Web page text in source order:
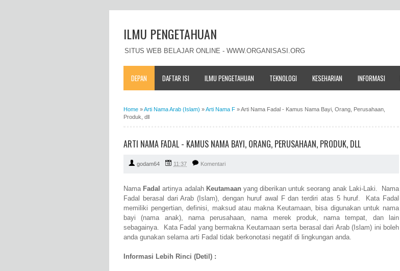
ILMU PENGETAHUAN
SITUS WEB BELAJAR ONLINE - WWW.ORGANISASI.ORG
DEPAN DAFTAR ISI ILMU PENGETAHUAN TEKNOLOGI KESEHARIAN INFORMASI
Home »Arti Nama Arab (Islam) »Arti Nama F »Arti Nama Fadal - Kamus Nama Bayi, Orang, Perusahaan,
Produk, dll
ARTI NAMA FADAL - KAMUS NAMA BAYI, ORANG, PERUSAHAAN, PRODUK, DLL
godam64 11:37 Komentari
Nama Fadal artinya adalah Keutamaan yang diberikan untuk seorang anak Laki-Laki. Nama
Fadal berasal dari Arab (Islam), dengan huruf awal F dan terdiri atas 5 huruf. Kata Fadal
memiliki pengertian, definisi, maksud atau makna Keutamaan, bisa digunakan untuk nama
bayi (nama anak), nama perusahaan, nama merek produk, nama tempat, dan lain
sebagainya. Kata Fadal yang bermakna Keutamaan serta berasal dari Arab (Islam) ini boleh
anda gunakan selama arti Fadal tidak berkonotasi negatif di lingkungan anda.
Informasi Lebih Rinci (Detil) :